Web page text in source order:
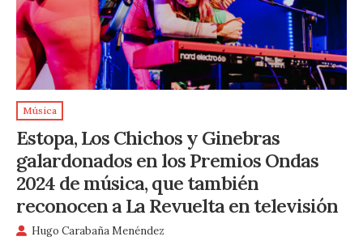
Música
Estopa, Los Chichos y Ginebras
galardonados en los Premios Ondas
2024 de música, que también
reconocen a La Revuelta en televisión
Hugo Carabaña Menéndez